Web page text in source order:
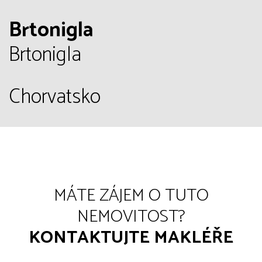
Brtonigla
Brtonigla
Chorvatsko
MÁTE ZÁJEM O TUTO
NEMOVITOST?
KONTAKTUJTE MAKLÉŘE